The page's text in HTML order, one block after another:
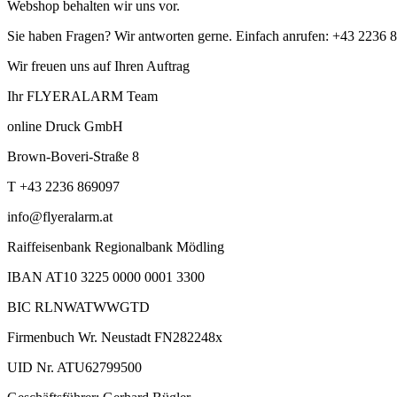
Webshop behalten wir uns vor.
Sie haben Fragen? Wir antworten gerne. Einfach anrufen: +43 2236
Wir freuen uns auf Ihren Auftrag
Ihr FLYERALARM Team
online Druck GmbH
Brown-Boveri-Straße 8
T +43 2236 869097
info@flyeralarm.at
Raiffeisenbank Regionalbank Mödling
IBAN AT10 3225 0000 0001 3300
BIC RLNWATWWGTD
Firmenbuch Wr. Neustadt FN282248x
UID Nr. ATU62799500